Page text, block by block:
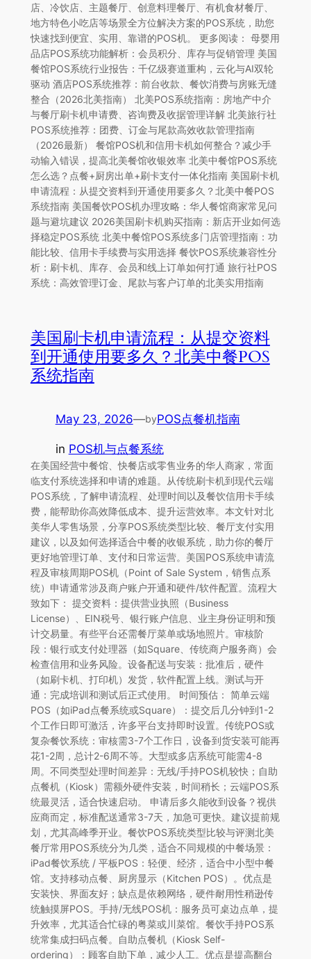
店、冷饮店、主题餐厅、创意料理餐厅、有机食材餐厅、
地方特色小吃店等场景全方位解决方案的POS系统，助您
快速找到便宜、实用、靠谱的POS机。 更多阅读： 母婴用
品店POS系统功能解析：会员积分、库存与促销管理 美国
餐馆POS系统行业报告：千亿级赛道重构，云化与AI双轮
驱动 酒店POS系统推荐：前台收款、餐饮消费与房账无缝
整合（2026北美指南） 北美POS系统指南：房地产中介
与餐厅刷卡机申请费、咨询费及收据管理详解 北美旅行社
POS系统推荐：团费、订金与尾款高效收款管理指南
（2026最新） 餐馆POS机和信用卡机如何整合？减少手
动输入错误，提高北美餐馆收银效率 北美中餐馆POS系统
怎么选？点餐+厨房出单+刷卡支付一体化指南 美国刷卡机
申请流程：从提交资料到开通使用要多久？北美中餐POS
系统指南 美国餐饮POS机办理攻略：华人餐馆商家常见问
题与避坑建议 2026美国刷卡机购买指南：新店开业如何选
择稳定POS系统 北美中餐馆POS系统多门店管理指南：功
能比较、信用卡手续费与实用选择 餐饮POS系统兼容性分
析：刷卡机、库存、会员和线上订单如何打通 旅行社POS
系统：高效管理订金、尾款与客户订单的北美实用指南
美国刷卡机申请流程：从提交资料
到开通使用要多久？北美中餐POS
系统指南
May 23, 2026—byPOS点餐机指南
in POS机与点餐系统
在美国经营中餐馆、快餐店或零售业务的华人商家，常面
临支付系统选择和申请的难题。从传统刷卡机到现代云端
POS系统，了解申请流程、处理时间以及餐饮信用卡手续
费，能帮助你高效降低成本、提升运营效率。本文针对北
美华人零售场景，分享POS系统类型比较、餐厅支付实用
建议，以及如何选择适合中餐的收银系统，助力你的餐厅
更好地管理订单、支付和日常运营。美国POS系统申请流
程及审核周期POS机（Point of Sale System，销售点系
统）申请通常涉及商户账户开通和硬件/软件配置。流程大
致如下： 提交资料：提供营业执照（Business
License）、EIN税号、银行账户信息、业主身份证明和预
计交易量。有些平台还需餐厅菜单或场地照片。审核阶
段：银行或支付处理器（如Square、传统商户服务商）会
检查信用和业务风险。设备配送与安装：批准后，硬件
（如刷卡机、打印机）发货，软件配置上线。测试与开
通：完成培训和测试后正式使用。 时间预估： 简单云端
POS（如iPad点餐系统或Square）：提交后几分钟到1-2
个工作日即可激活，许多平台支持即时设置。传统POS或
复杂餐饮系统：审核需3-7个工作日，设备到货安装可能再
花1-2周，总计2-6周不等。大型或多店系统可能需4-8
周。不同类型处理时间差异：无线/手持POS机较快；自助
点餐机（Kiosk）需额外硬件安装，时间稍长；云端POS系
统最灵活，适合快速启动。 申请后多久能收到设备？视供
应商而定，标准配送通常3-7天，加急可更快。建议提前规
划，尤其高峰季开业。餐饮POS系统类型比较与评测北美
餐厅常用POS系统分为几类，适合不同规模的中餐场景：
iPad餐饮系统 / 平板POS：轻便、经济，适合中小型中餐
馆。支持移动点餐、厨房显示（Kitchen POS）。优点是
安装快、界面友好；缺点是依赖网络，硬件耐用性稍逊传
统触摸屏POS。手持/无线POS机：服务员可桌边点单，提
升效率，尤其适合忙碌的粤菜或川菜馆。餐饮手持POS系
统常集成扫码点餐。自助点餐机（Kiosk Self-
ordering）：顾客自助下单，减少人工。优点是提高翻台